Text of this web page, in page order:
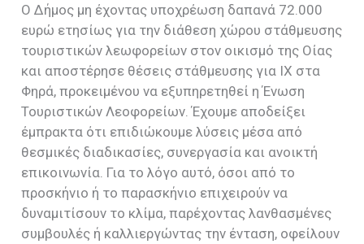
Ο Δήμος μη έχοντας υποχρέωση δαπανά 72.000
ευρώ ετησίως για την διάθεση χώρου στάθμευσης
τουριστικών λεωφορείων στον οικισμό της Οίας
και αποστέρησε θέσεις στάθμευσης για ΙΧ στα
Φηρά, προκειμένου να εξυπηρετηθεί η Ένωση
Τουριστικών Λεοφορείων. Έχουμε αποδείξει
έμπρακτα ότι επιδιώκουμε λύσεις μέσα από
θεσμικές διαδικασίες, συνεργασία και ανοικτή
επικοινωνία. Για το λόγο αυτό, όσοι από το
προσκήνιο ή το παρασκήνιο επιχειρούν να
δυναμιτίσουν το κλίμα, παρέχοντας λανθασμένες
συμβουλές ή καλλιεργώντας την ένταση, οφείλουν